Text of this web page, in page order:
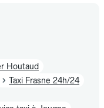
Houtaud
Taxi Frasne 24h/24